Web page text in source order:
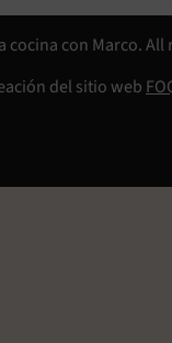
cocina con Marco.
del sitio web